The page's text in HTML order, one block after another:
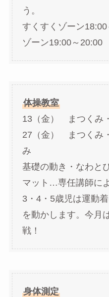
う。
すくすくゾーン
ゾーン19:00～20:00
体操教室
13（金） まつくみ
27（金） まつくみ
み
基礎の動き・なわと
マット…専任講師に
3・4・5歳児は運動
を動かします。今月
戦！
身体測定